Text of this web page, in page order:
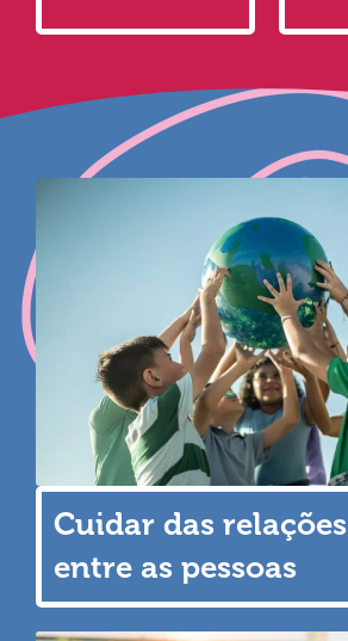
Cuidar das relações
entre as pessoas